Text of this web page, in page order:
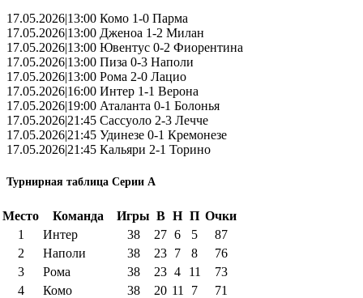
17.05.2026|13:00 Комо 1-0 Парма
17.05.2026|13:00 Дженоа 1-2 Милан
17.05.2026|13:00 Ювентус 0-2 Фиорентина
17.05.2026|13:00 Пиза 0-3 Наполи
17.05.2026|13:00 Рома 2-0 Лацио
17.05.2026|16:00 Интер 1-1 Верона
17.05.2026|19:00 Аталанта 0-1 Болонья
17.05.2026|21:45 Сассуоло 2-3 Лечче
17.05.2026|21:45 Удинезе 0-1 Кремонезе
17.05.2026|21:45 Кальяри 2-1 Торино
Турнирная таблица Серии А
Место Команда Игры В Н П Очки
1
Интер 38 27 6 5
87
2
Наполи 38 23 7 8
76
3
Рома 38 23 4 11
73
4
Комо 38 20 11 7
71